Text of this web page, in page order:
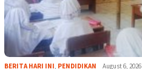
BERITA HARI INI, PENDIDIKAN August 6, 2026